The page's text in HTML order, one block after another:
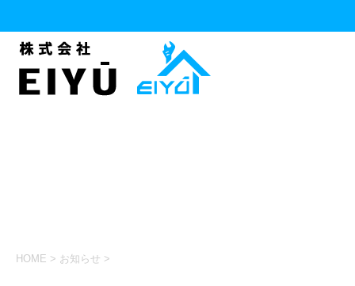
HOME > お知らせ >